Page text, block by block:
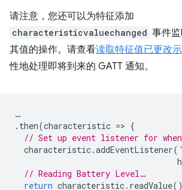
请注意，您还可以为特征添加
characteristicvaluechanged 事件
其值的操作。请查看读取特征值已更改
性地处理即将到来的 GATT 通知。
…
. then(characteristic => {
// Set up event listener for
characteristic.addEventListener(
// Reading Battery Level…
return characteristic. readValue